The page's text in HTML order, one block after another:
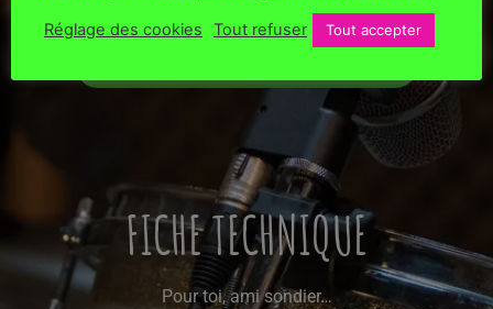
FICHE TECHNIQUE
Pour toi, ami sondier…
Réglage des cookies Tout refuser Tout accepter